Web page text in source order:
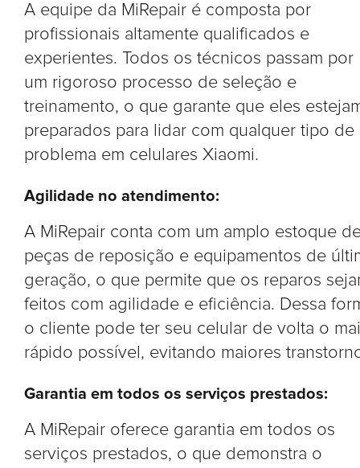
A equipe da MiRepair é composta por
profissionais altamente qualificados e
experientes. Todos os técnicos passam por
um rigoroso processo de seleção e
treinamento, o que garante que eles
preparados para lidar com qualquer tipo de
problema em celulares Xiaomi.
Agilidade no atendimento:
A MiRepair conta com um amplo estoque
peças de reposição e equipamentos de
geração, o que permite que os reparos
feitos com agilidade e eficiência. Dessa
o cliente pode ter seu celular de volta o
rápido possível, evitando maiores
Garantia em todos os serviços prestados:
A MiRepair oferece garantia em todos os
serviços prestados, o que demonstra o